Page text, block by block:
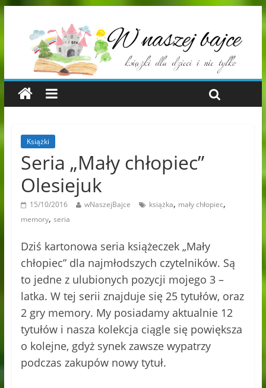
Książki
Seria „Mały chłopiec”
Olesiejuk
15/10/2016 wNaszejBajce książka, mały chłopiec,
memory, seria
Dziś kartonowa seria książeczek „Mały
chłopiec” dla najmłodszych czytelników. Są
to jedne z ulubionych pozycji mojego 3 –
latka. W tej serii znajduje się 25 tytułów, oraz
2 gry memory. My posiadamy aktualnie 12
tytułów i nasza kolekcja ciągle się powiększa
o kolejne, gdyż synek zawsze wypatrzy
podczas zakupów nowy tytuł.